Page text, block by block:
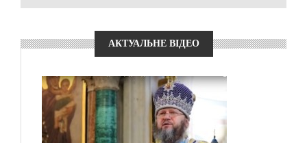
АКТУАЛЬНЕ ВІДЕО